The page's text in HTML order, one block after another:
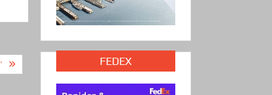
FEDEX